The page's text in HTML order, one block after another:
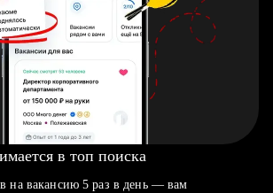
в топ поиска
на вакансию 5 раз в день — вам